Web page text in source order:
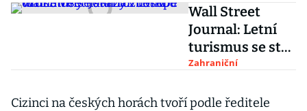
Wall Street
Journal: Letní
turismus se stal
rozbuškou
nákazy v Evropě
Zahraniční
Cizinci na českých horách tvoří podle ředitele